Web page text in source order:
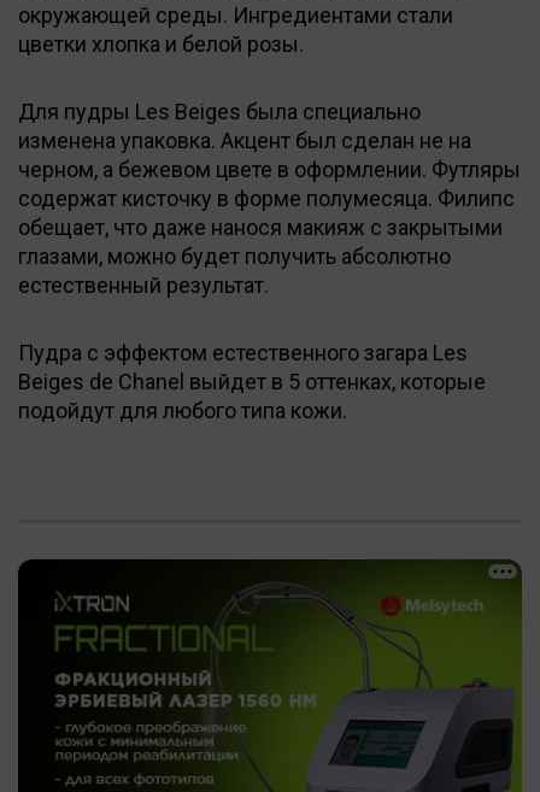
окружающей среды. Ингредиентами стали
цветки хлопка и белой розы.
Для пудры Les Beiges была специально
изменена упаковка. Акцент был сделан не на
черном, а бежевом цвете в оформлении. Футляры
содержат кисточку в форме полумесяца. Филипс
обещает, что даже нанося макияж с закрытыми
глазами, можно будет получить абсолютно
естественный результат.
Пудра с эффектом естественного загара Les
Beiges de Chanel выйдет в 5 оттенках, которые
подойдут для любого типа кожи.